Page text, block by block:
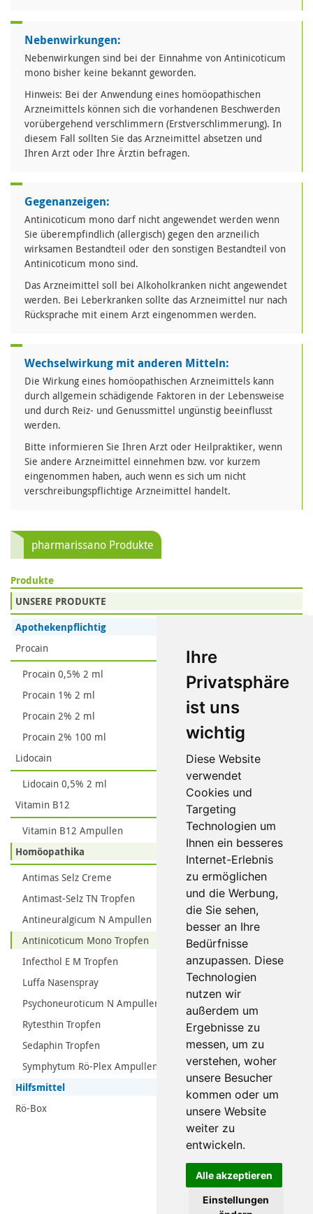
Ihre
Privatsphäre
ist uns
wichtig
Diese Website
verwendet
Cookies und
Targeting
Technologien um
Ihnen ein besseres
Internet-Erlebnis
zu ermöglichen
und die Werbung,
die Sie sehen,
besser an Ihre
Bedürfnisse
anzupassen. Diese
Technologien
nutzen wir
außerdem um
Ergebnisse zu
messen, um zu
verstehen, woher
unsere Besucher
kommen oder um
unsere Website
weiter zu
entwickeln.
Alle akzeptieren
Einstellungen
Nebenwirkungen:
Nebenwirkungen sind bei der Einnahme von Antinicoticum
mono bisher keine bekannt geworden.
Hinweis: Bei der Anwendung eines homöopathischen
Arzneimittels können sich die vorhandenen Beschwerden
vorübergehend verschlimmern (Erstverschlimmerung). In
diesem Fall sollten Sie das Arzneimittel absetzen und
Ihren Arzt oder Ihre Ärztin befragen.
Gegenanzeigen:
Antinicoticum mono darf nicht angewendet werden wenn
Sie überempfindlich (allergisch) gegen den arzneilich
wirksamen Bestandteil oder den sonstigen Bestandteil von
Antinicoticum mono sind.
Das Arzneimittel soll bei Alkoholkranken nicht angewendet
werden. Bei Leberkranken sollte das Arzneimittel nur nach
Rücksprache mit einem Arzt eingenommen werden.
Wechselwirkung mit anderen Mitteln:
Die Wirkung eines homöopathischen Arzneimittels kann
durch allgemein schädigende Faktoren in der Lebensweise
und durch Reiz- und Genussmittel ungünstig beeinflusst
werden.
Bitte informieren Sie Ihren Arzt oder Heilpraktiker, wenn
Sie andere Arzneimittel einnehmen bzw. vor kurzem
eingenommen haben, auch wenn es sich um nicht
verschreibungspflichtige Arzneimittel handelt.
pharmarissano Produkte
Produkte
UNSERE PRODUKTE
Apothekenpflichtig
Procain
Procain 0,5% 2 ml
Procain 1% 2 ml
Procain 2% 2 ml
Procain 2% 100 ml
Lidocain
Lidocain 0,5% 2 ml
Vitamin B12
Vitamin B12 Ampullen
Homöopathika
Antimas Selz Creme
Antimast-Selz TN Tropfen
Antineuralgicum N Ampullen
Antinicoticum Mono Tropfen
Infecthol E M Tropfen
Luffa Nasenspray
Psychoneuroticum N Ampullen
Rytesthin Tropfen
Sedaphin Tropfen
Symphytum Rö-Plex Ampullen
Hilfsmittel
Rö-Box